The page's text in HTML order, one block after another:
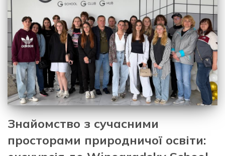
Знайомство з сучасними
просторами природничої освіти: